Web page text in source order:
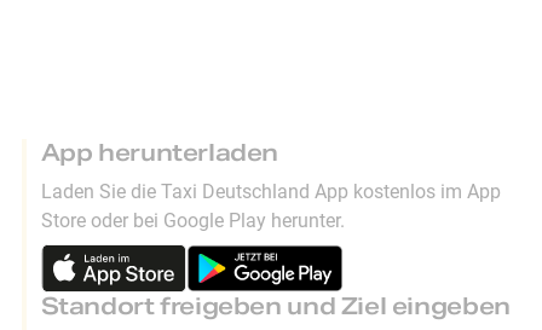
App herunterladen
Laden Sie die Taxi Deutschland App kostenlos im App
Store oder bei Google Play herunter.
Standort freigeben und Ziel eingeben